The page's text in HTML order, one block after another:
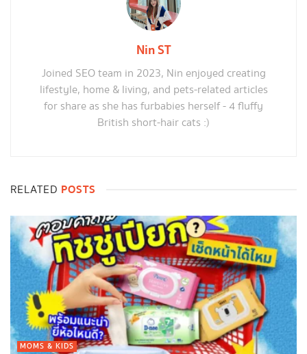
Nin ST
Joined SEO team in 2023, Nin enjoyed creating
lifestyle, home & living, and pets-related articles
for share as she has furbabies herself - 4 fluffy
British short-hair cats :)
RELATED POSTS
MOMS & KIDS